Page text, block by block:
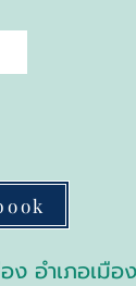
ง อำเภอเมื